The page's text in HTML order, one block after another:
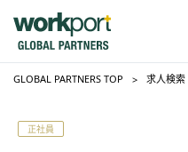
GLOBAL PARTNERS TOP 求人検索
正社員